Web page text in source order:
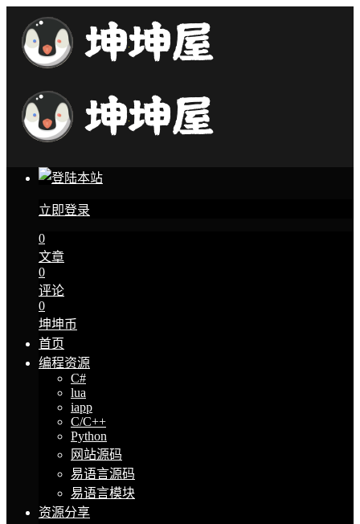
立即登录
0
文章
0
评论
0
坤坤币
首页
编程资源
C#
lua
iapp
C/C++
Python
网站源码
易语言源码
易语言模块
资源分享